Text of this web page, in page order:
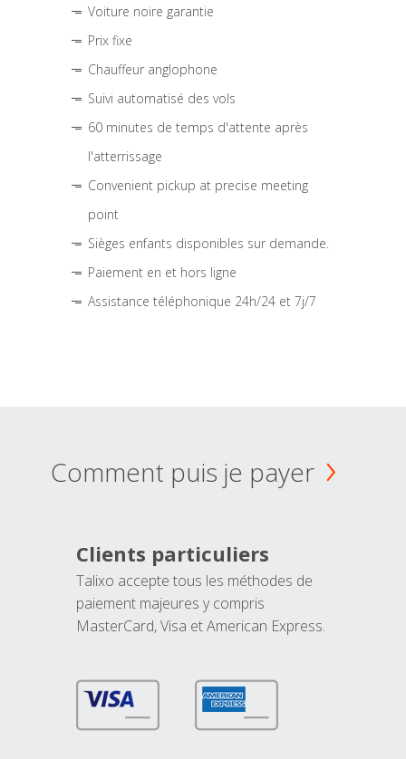
Voiture noire garantie
Prix fixe
Chauffeur anglophone
Suivi automatisé des vols
60 minutes de temps d'attente après
l'atterrissage
Convenient pickup at precise meeting
point
Sièges enfants disponibles sur demande.
Paiement en et hors ligne
Assistance téléphonique 24h/24 et 7j/7
Comment puis je payer
Clients particuliers
Talixo accepte tous les méthodes de
paiement majeures y compris
MasterCard, Visa et American Express.